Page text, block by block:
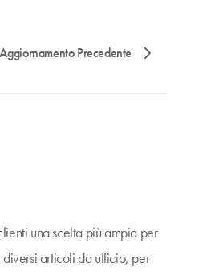
Aggiornamento Precedente
una scelta più ampia per
articoli da ufficio, per